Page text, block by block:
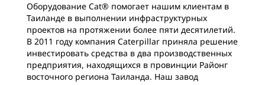
Оборудование Cat® помогает нашим клиентам в
Таиланде в выполнении инфраструктурных
проектов на протяжении более пяти десятилетий.
В 2011 году компания Caterpillar приняла решение
инвестировать средства в два производственных
предприятия, находящихся в провинции Районг
восточного региона Таиланда. Наш завод